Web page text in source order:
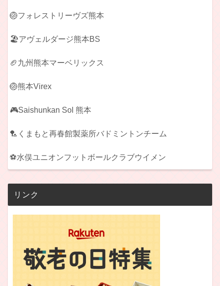
🏐フォレストリーヴズ熊本
🏖️アヴェルダージ熊本BS
🏈九州熊本マーベリックス
🏐熊本Virex
🎮Saishunkan Sol 熊本
🏸くまもと再春館製薬所バドミントンチーム
⚽水俣ユニオンフットボールクラブウイメン
リンク